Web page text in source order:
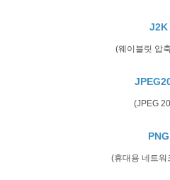
J2K
(웨이블릿 압
(JPEG
PNG
(휴대용 네트워